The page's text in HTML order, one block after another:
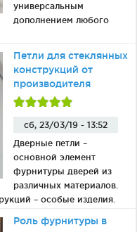
универсальным
дополнением любого
Петли для стеклянных
конструкций от
производителя
сб, 23/03/19 - 13:52
Дверные петли –
основной элемент
фурнитуры дверей из
различных материалов.
– особые изделия.
Роль фурнитуры в